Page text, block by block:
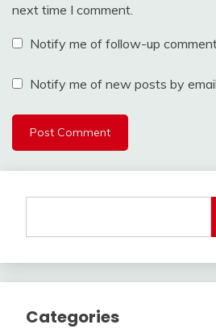
next time I comment.
Notify me of follow-up
Notify me of new posts by email.
Categories